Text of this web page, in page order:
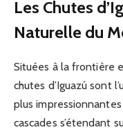
Les Chutes
Naturelle du
Situées à la frontière
chutes d’Iguazú sont
plus
cascades s’étendant